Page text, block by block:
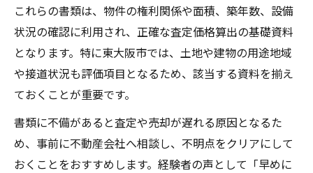
これらの書類は、物件の権利関係や面積、築年数、設備
状況の確認に利用され、正確な査定価格算出の基礎資料
となります。特に東大阪市では、土地や建物の用途地域
や接道状況も評価項目となるため、該当する資料を揃え
ておくことが重要です。
書類に不備があると査定や売却が遅れる原因となるた
め、事前に不動産会社へ相談し、不明点をクリアにして
おくことをおすすめします。経験者の声として「早めに